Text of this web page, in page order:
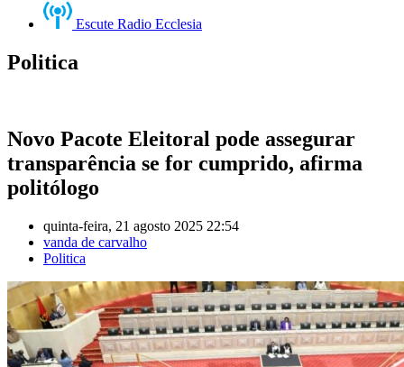
Escute Radio Ecclesia
Politica
Novo Pacote Eleitoral pode assegurar
transparência se for cumprido, afirma
politólogo
quinta-feira, 21 agosto 2025 22:54
vanda de carvalho
Politica